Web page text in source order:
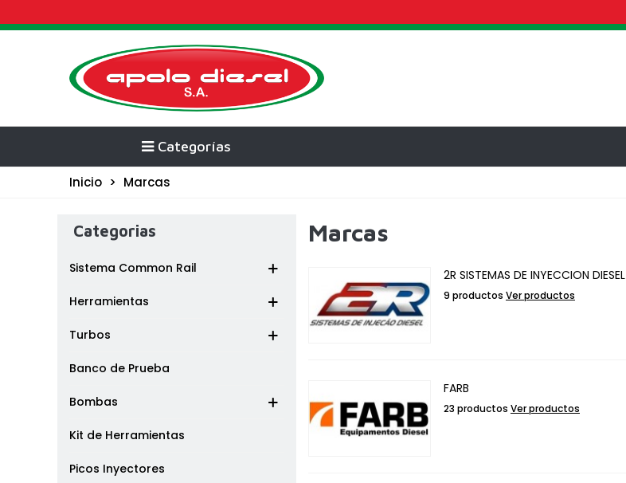
Categorías
Inicio > Marcas
Categorias
Sistema Common Rail
Herramientas
Turbos
Banco de Prueba
Bombas
Kit de Herramientas
Picos Inyectores
Marcas
2R SISTEMAS DE INYECCION DIESEL
9 productos Ver productos
FARB
23 productos Ver productos